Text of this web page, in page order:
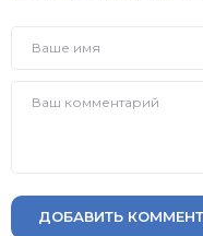
ДОБАВИТЬ